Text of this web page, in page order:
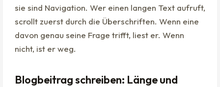
sie sind Navigation. Wer einen langen Text aufruft,
scrollt zuerst durch die Überschriften. Wenn eine
davon genau seine Frage trifft, liest er. Wenn
nicht, ist er weg.
Blogbeitrag schreiben: Länge und